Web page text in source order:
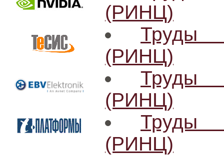
(РИНЦ)
Труды
(РИНЦ)
Труды
(РИНЦ)
Труды
(РИНЦ)